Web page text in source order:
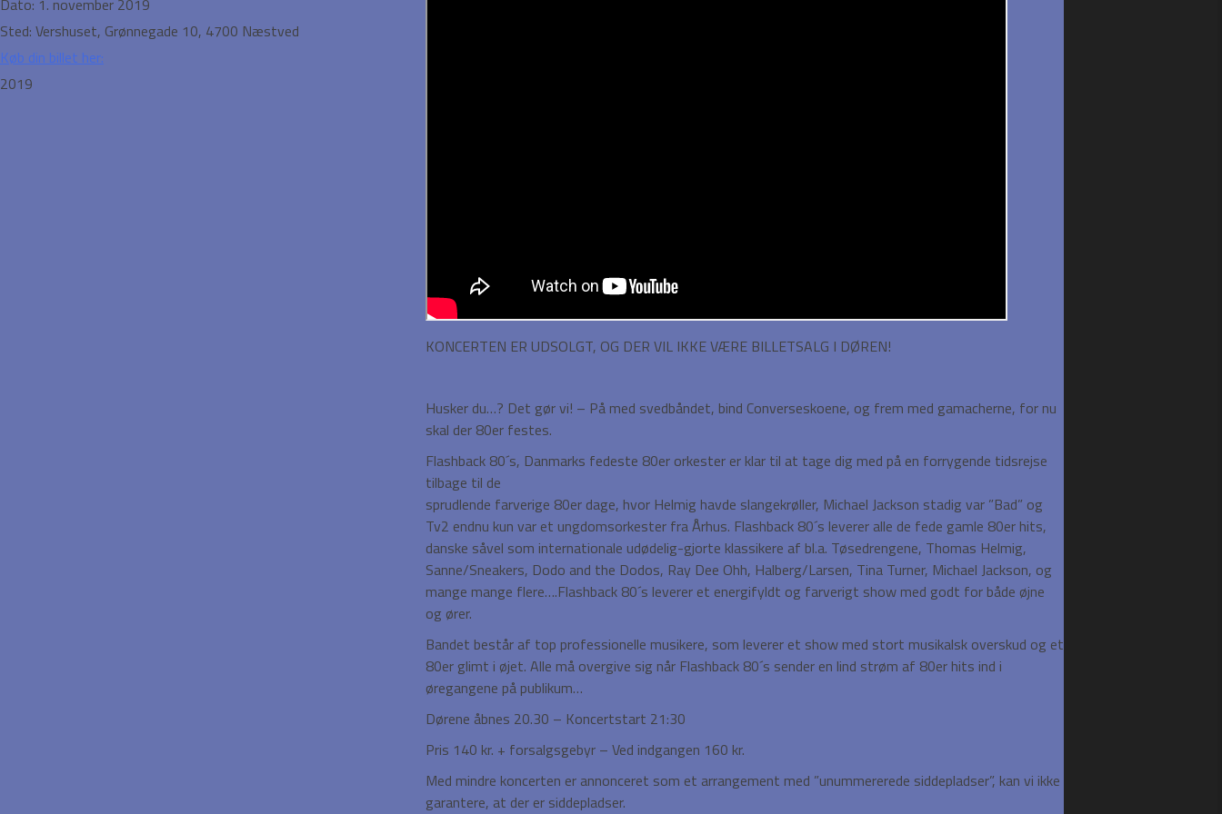
Dato: 1. november 2019
Sted: Vershuset, Grønnegade 10, 4700 Næstved
Køb din billet her:
2019
KONCERTEN ER UDSOLGT, OG DER VIL IKKE VÆRE BILLETSALG I DØREN!
Husker du…? Det gør vi! – På med svedbåndet, bind Converseskoene, og frem med gamacherne, for nu
skal der 80er festes.
Flashback 80´s, Danmarks fedeste 80er orkester er klar til at tage dig med på en forrygende tidsrejse
tilbage til de
sprudlende farverige 80er dage, hvor Helmig havde slangekrøller, Michael Jackson stadig var ”Bad” og
Tv2 endnu kun var et ungdomsorkester fra Århus. Flashback 80´s leverer alle de fede gamle 80er hits,
danske såvel som internationale udødelig-gjorte klassikere af bl.a. Tøsedrengene, Thomas Helmig,
Sanne/Sneakers, Dodo and the Dodos, Ray Dee Ohh, Halberg/Larsen, Tina Turner, Michael Jackson, og
mange mange flere….Flashback 80´s leverer et energifyldt og farverigt show med godt for både øjne
og ører.
Bandet består af top professionelle musikere, som leverer et show med stort musikalsk overskud og et
80er glimt i øjet. Alle må overgive sig når Flashback 80´s sender en lind strøm af 80er hits ind i
øregangene på publikum…
Dørene åbnes 20.30 – Koncertstart 21:30
Pris 140 kr. + forsalgsgebyr – Ved indgangen 160 kr.
Med mindre koncerten er annonceret som et arrangement med ”unummererede siddepladser”, kan vi ikke
garantere, at der er siddepladser.